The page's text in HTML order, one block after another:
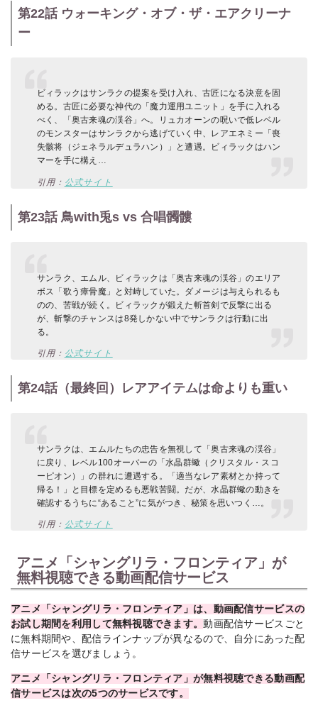
第22話 ウォーキング・オブ・ザ・エアクリーナ
ー
ビィラックはサンラクの提案を受け入れ、古匠になる決意を固
める。古匠に必要な神代の「魔力運用ユニット」を手に入れる
べく、「奥古来魂の渓谷」へ。リュカオーンの呪いで低レベル
のモンスターはサンラクから逃げていく中、レアエネミー「喪
失骸将（ジェネラルデュラハン）」と遭遇。ビィラックはハン
マーを手に構え…
引用： 公式サイト
第23話 鳥with兎s vs 合唱髑髏
サンラク、エムル、ビィラックは「奥古来魂の渓谷」のエリア
ボス「歌う瘴骨魔」と対峙していた。ダメージは与えられるも
のの、苦戦が続く。ビィラックが鍛えた斬首剣で反撃に出る
が、斬撃のチャンスは8発しかない中でサンラクは行動に出
る。
引用： 公式サイト
第24話（最終回）レアアイテムは命よりも重い
サンラクは、エムルたちの忠告を無視して「奥古来魂の渓谷」
に戻り、レベル100オーバーの「水晶群蠍（クリスタル・スコ
ーピオン）」の群れに遭遇する。「適当なレア素材とか持って
帰る！」と目標を定めるも悪戦苦闘。だが、水晶群蠍の動きを
確認するうちに“あること”に気がつき、秘策を思いつく…。
引用： 公式サイト
アニメ「シャングリラ・フロンティア」が
無料視聴できる動画配信サービス
アニメ「シャングリラ・フロンティア」は、動画配信サービスの
お試し期間を利用して無料視聴できます。動画配信サービスごと
に無料期間や、配信ラインナップが異なるので、自分にあった配
信サービスを選びましょう。
アニメ「シャングリラ・フロンティア」が無料視聴できる動画配
信サービスは次の5つのサービスです。